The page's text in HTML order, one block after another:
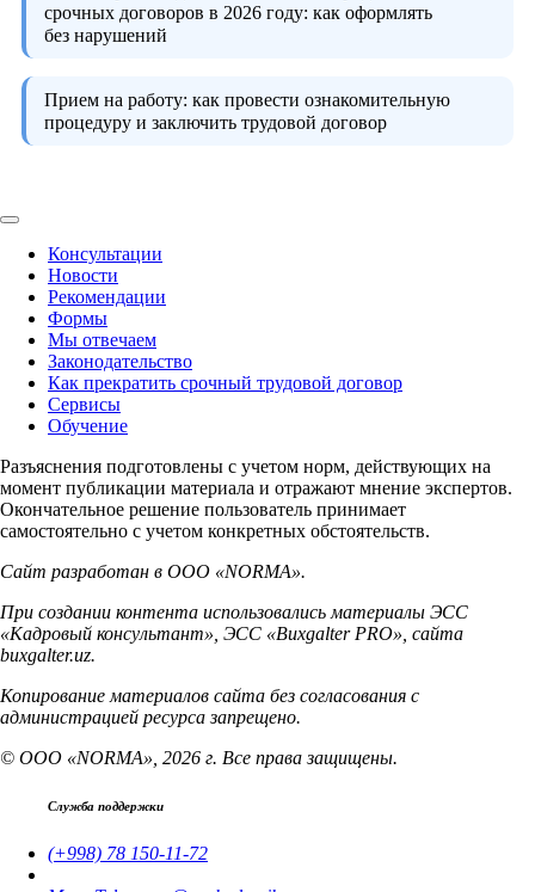
срочных договоров в 2026 году: как оформлять
без нарушений
Прием на работу: как провести ознакомительную
процедуру и заключить трудовой договор
Консультации
Новости
Рекомендации
Формы
Мы отвечаем
Законодательство
Как прекратить срочный трудовой договор
Сервисы
Обучение
Разъяснения подготовлены с учетом норм, действующих на
момент публикации материала и отражают мнение экспертов.
Окончательное решение пользователь принимает
самостоятельно с учетом конкретных обстоятельств.
Сайт разработан в ООО «NORMA».
При создании контента использовались материалы ЭСС
«Кадровый консультант», ЭСС «Buxgalter PRO», сайта
buxgalter.uz.
Копирование материалов сайта без согласования с
администрацией ресурса запрещено.
© ООО «NORMA», 2026 г. Все права защищены.
Служба поддержки
(+998) 78 150-11-72